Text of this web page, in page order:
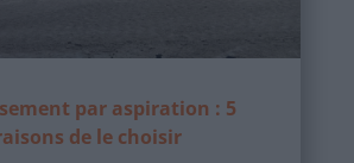
par aspiration : 5
de le choisir